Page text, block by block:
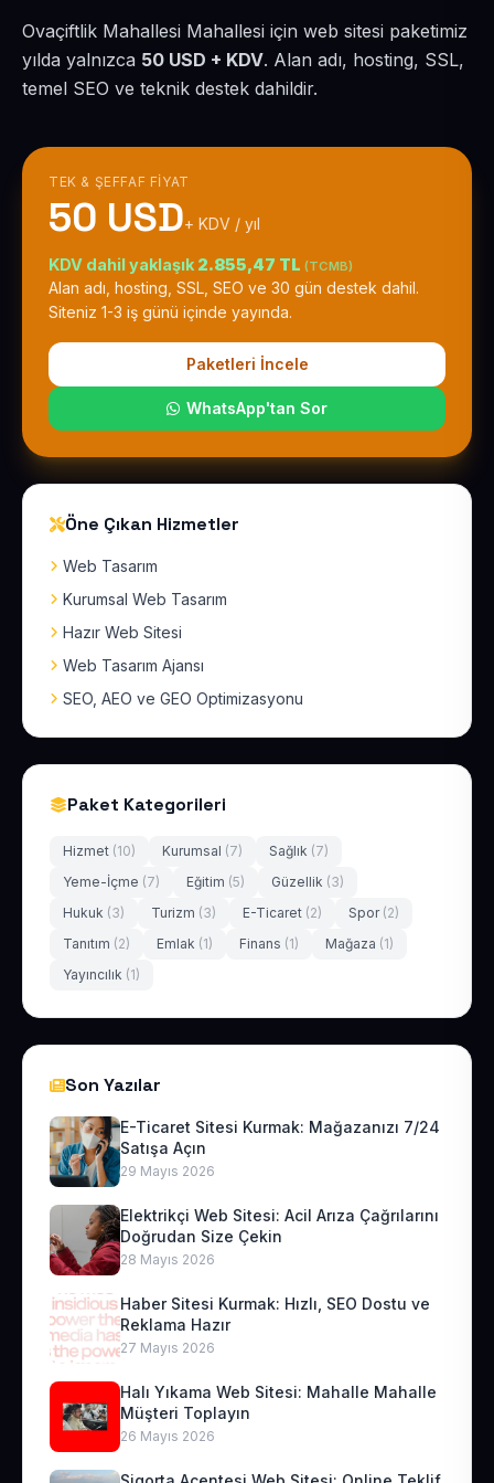
Ovaçiftlik Mahallesi Mahallesi için web sitesi paketimiz
yılda yalnızca 50 USD + KDV. Alan adı, hosting, SSL,
temel SEO ve teknik destek dahildir.
TEK & ŞEFFAF FIYAT
50 USD+ KDV / yıl
KDV dahil yaklaşık 2.855,47 TL (TCMB)
Alan adı, hosting, SSL, SEO ve 30 gün destek dahil.
Siteniz 1-3 iş günü içinde yayında.
Paketleri İncele
WhatsApp'tan Sor
Öne Çıkan Hizmetler
Web Tasarım
Kurumsal Web Tasarım
Hazır Web Sitesi
Web Tasarım Ajansı
SEO, AEO ve GEO Optimizasyonu
Paket Kategorileri
Hizmet (10) Kurumsal (7) Sağlık (7)
Yeme-İçme (7) Eğitim (5) Güzellik (3)
Hukuk (3) Turizm (3) E-Ticaret (2) Spor (2)
Tanıtım (2) Emlak (1) Finans (1) Mağaza (1)
Yayıncılık (1)
Son Yazılar
E-Ticaret Sitesi Kurmak: Mağazanızı 7/24
Satışa Açın
29 Mayıs 2026
Elektrikçi Web Sitesi: Acil Arıza Çağrılarını
Doğrudan Size Çekin
28 Mayıs 2026
Haber Sitesi Kurmak: Hızlı, SEO Dostu ve
Reklama Hazır
27 Mayıs 2026
Halı Yıkama Web Sitesi: Mahalle Mahalle
Müşteri Toplayın
26 Mayıs 2026